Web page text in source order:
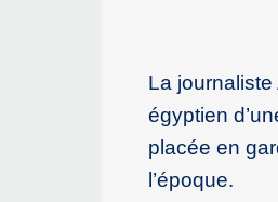
La
égyptien
placée en
l’époque.